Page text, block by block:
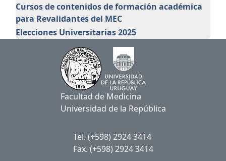
Cursos de contenidos de formación académica
para Revalidantes del MEC
Elecciones Universitarias 2025
Facultad de Medicina
Universidad de la República
Tel. (+598) 2924 3414
Fax. (+598) 2924 3414